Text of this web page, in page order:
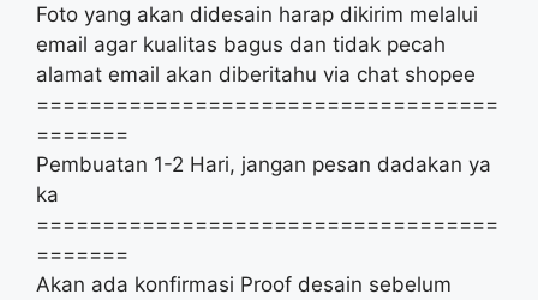
Foto yang akan didesain harap dikirim melalui
email agar kualitas bagus dan tidak pecah
alamat email akan diberitahu via chat shopee
===================================
=======
Pembuatan 1-2 Hari, jangan pesan dadakan ya
ka
===================================
=======
Akan ada konfirmasi Proof desain sebelum